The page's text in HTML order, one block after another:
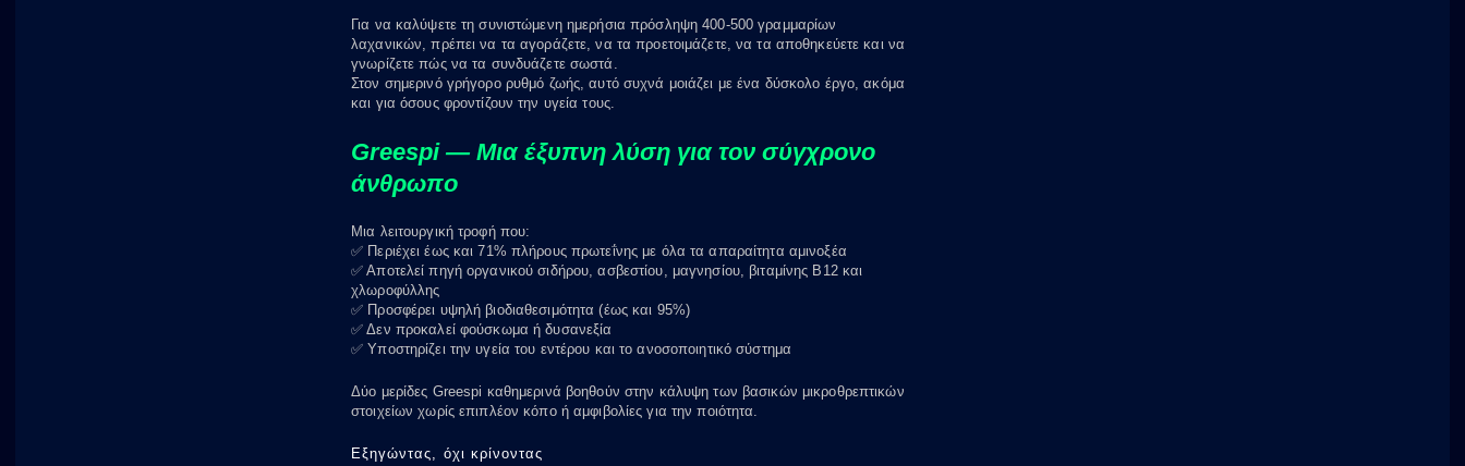
Για να καλύψετε τη συνιστώμενη ημερήσια πρόσληψη 400-500 γραμμαρίων
λαχανικών, πρέπει να τα αγοράζετε, να τα προετοιμάζετε, να τα αποθηκεύετε και να
γνωρίζετε πώς να τα συνδυάζετε σωστά.
Στον σημερινό γρήγορο ρυθμό ζωής, αυτό συχνά μοιάζει με ένα δύσκολο έργο, ακόμα
και για όσους φροντίζουν την υγεία τους.
Greespi — Μια έξυπνη λύση για τον σύγχρονο
άνθρωπο
Μια λειτουργική τροφή που:
✅ Περιέχει έως και 71% πλήρους πρωτεΐνης με όλα τα απαραίτητα αμινοξέα
✅ Αποτελεί πηγή οργανικού σιδήρου, ασβεστίου, μαγνησίου, βιταμίνης B12 και
χλωροφύλλης
✅ Προσφέρει υψηλή βιοδιαθεσιμότητα (έως και 95%)
✅ Δεν προκαλεί φούσκωμα ή δυσανεξία
✅ Υποστηρίζει την υγεία του εντέρου και το ανοσοποιητικό σύστημα
Δύο μερίδες Greespi καθημερινά βοηθούν στην κάλυψη των βασικών μικροθρεπτικών
στοιχείων χωρίς επιπλέον κόπο ή αμφιβολίες για την ποιότητα.
Εξηγώντας, όχι κρίνoντας